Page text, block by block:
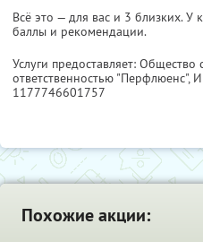
Всё это — для вас и 3 близких. У
баллы и рекомендации.
Услуги предоставляет: Общество
ответственностью "Перфлюенс",
1177746601757
Похожие акции: